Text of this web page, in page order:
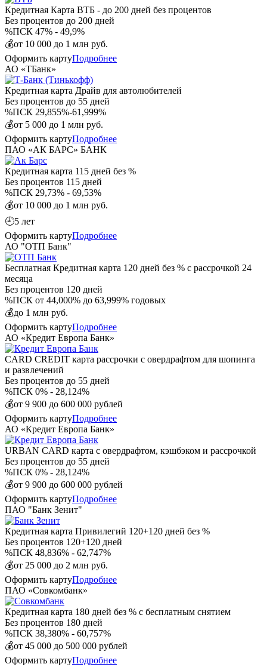
Кредитная Карта ВТБ - до 200 дней без процентов
Без процентов до 200 дней
%ПСК 47% - 49,9%
💰от 10 000 до 1 млн руб.
Оформить картуПодробнее
АО «ТБанк»
Кредитная карта Драйв для автолюбителей
Без процентов до 55 дней
%ПСК 29,855%-61,999%
💰от 5 000 до 1 млн руб.
Оформить картуПодробнее
ПАО «АК БАРС» БАНК
Кредитная карта 115 дней без %
Без процентов 115 дней
%ПСК 29,73% - 69,53%
💰от 10 000 до 1 млн руб.
🕘5 лет
Оформить картуПодробнее
АО "ОТП Банк"
Бесплатная Кредитная карта 120 дней без % с рассрочкой 24
месяца
Без процентов 120 дней
%ПСК от 44,000% до 63,999% годовых
💰до 1 млн руб.
Оформить картуПодробнее
АО «Кредит Европа Банк»
CARD CREDIT карта рассрочки с овердрафтом для шопинга
и развлечений
Без процентов до 55 дней
%ПСК 0% - 28,124%
💰от 9 900 до 600 000 рублей
Оформить картуПодробнее
АО «Кредит Европа Банк»
URBAN CARD карта с овердрафтом, кэшбэком и рассрочкой
Без процентов до 55 дней
%ПСК 0% - 28,124%
💰от 9 900 до 600 000 рублей
Оформить картуПодробнее
ПАО "Банк Зенит"
Кредитная карта Привилегий 120+120 дней без %
Без процентов 120+120 дней
%ПСК 48,836% - 62,747%
💰от 25 000 до 2 млн руб.
Оформить картуПодробнее
ПАО «Совкомбанк»
Кредитная карта 180 дней без % с бесплатным снятием
Без процентов 180 дней
%ПСК 38,380% - 60,757%
💰от 45 000 до 500 000 рублей
Оформить картуПодробнее